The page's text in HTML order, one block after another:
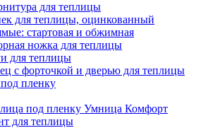
для теплицы
для теплицы, оцинкованный
стартовая и обжимная
ножка для теплицы
для теплицы
с форточкой и дверью для теплицы
пленку
под пленку Умница Комфорт
для теплицы